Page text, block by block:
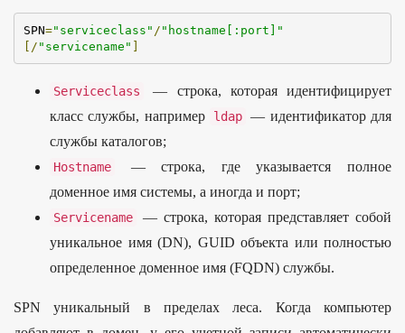
SPN="serviceclass" / "hostname[:port]"
[/ "servicename" ]
Serviceclass
— строка, которая идентифицирует
класс службы, например
ldap — идентификатор для
службы каталогов;
Hostname
— строка, где указывается полное
доменное имя системы, а иногда и порт;
Servicename
— строка, которая представляет собой
уникальное имя (DN), GUID объекта или полностью
определенное доменное имя (FQDN) службы.
SPN уникальный в пределах леса. Когда компьютер